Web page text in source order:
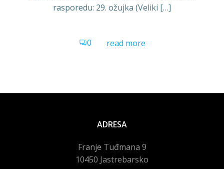
rasporedu: 29. ožujka (Veliki […]
0 read more
ADRESA
Franje Tuđmana 9
10450 Jastrebarsko